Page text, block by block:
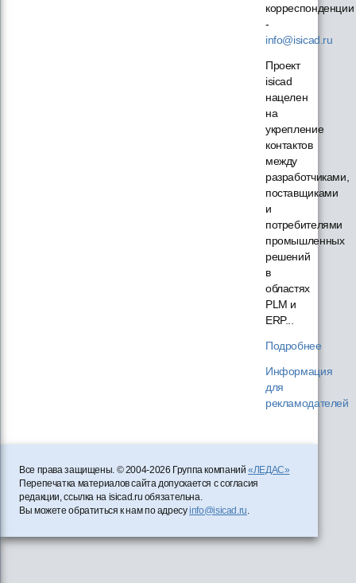
корреспонденции
-
info@isicad.ru
Проект
isicad
нацелен
на
укрепление
контактов
между
разработчиками,
поставщиками
и
потребителями
промышленных
решений
в
областях
PLM и
ERP...
Подробнее
Информация
для
рекламодателей
Все права защищены. © 2004-2026 Группа компаний«ЛЕДАС»
Перепечатка материалов сайта допускается с согласия
редакции, ссылка на isicad.ru обязательна.
Вы можете обратиться к нам по адресуinfo@isicad.ru